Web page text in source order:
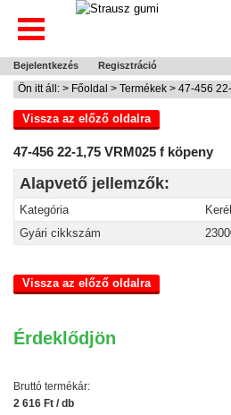
Bejelentkezés Regisztráció
Ön itt áll: > Főoldal > Termékek > 47-456
Vissza az előző oldalra
47-456 22-1,75 VRM025 f köpeny
Alapvető jellemzők:
Kategória
Gyári cikkszám
Vissza az előző oldalra
Érdeklődjön
Bruttó termékár:
2 616 Ft / db